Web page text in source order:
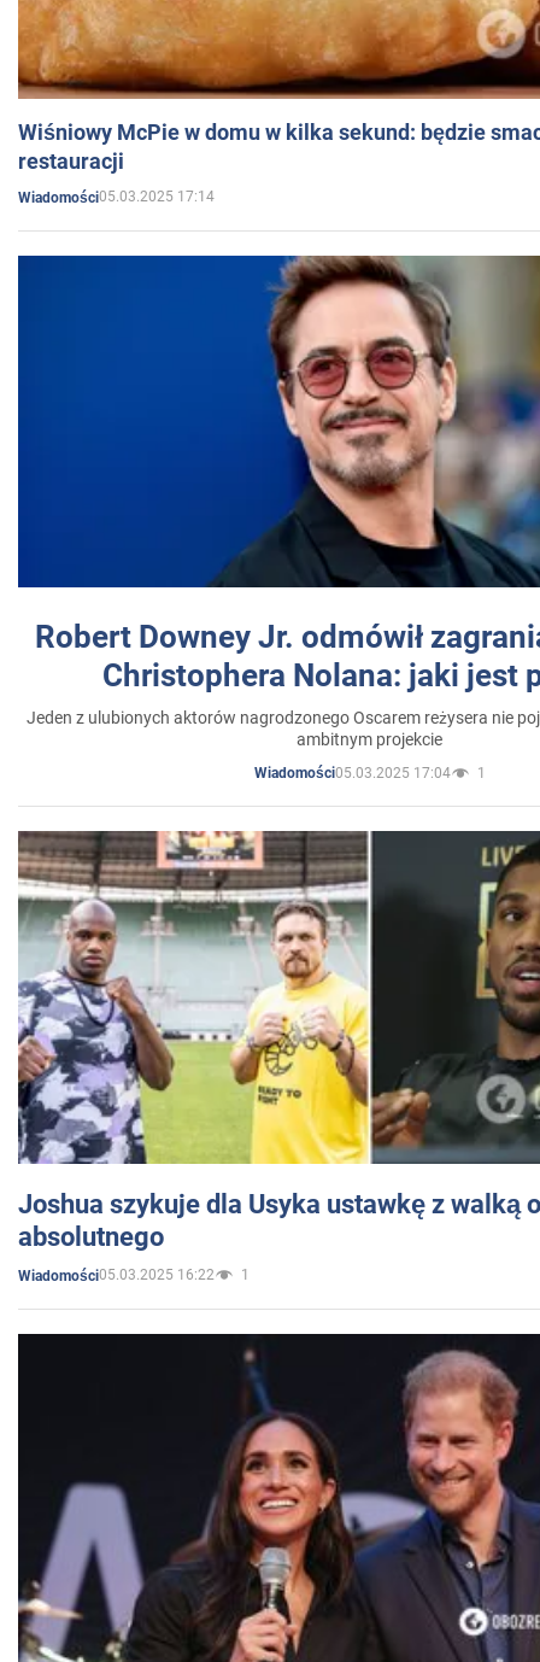
Wiśniowy McPie w domu w kilka sekund: będzie
restauracji
Wiadomości05.03.2025 17:14
Robert Downey Jr. odmówił
Christophera Nolana: jaki jest
Jeden z ulubionych aktorów nagrodzonego Oscarem reżysera nie
ambitnym projekcie
Wiadomości05.03.2025 17:04 1
Joshua szykuje dla Usyka ustawkę z walką
absolutnego
Wiadomości05.03.2025 16:22 1